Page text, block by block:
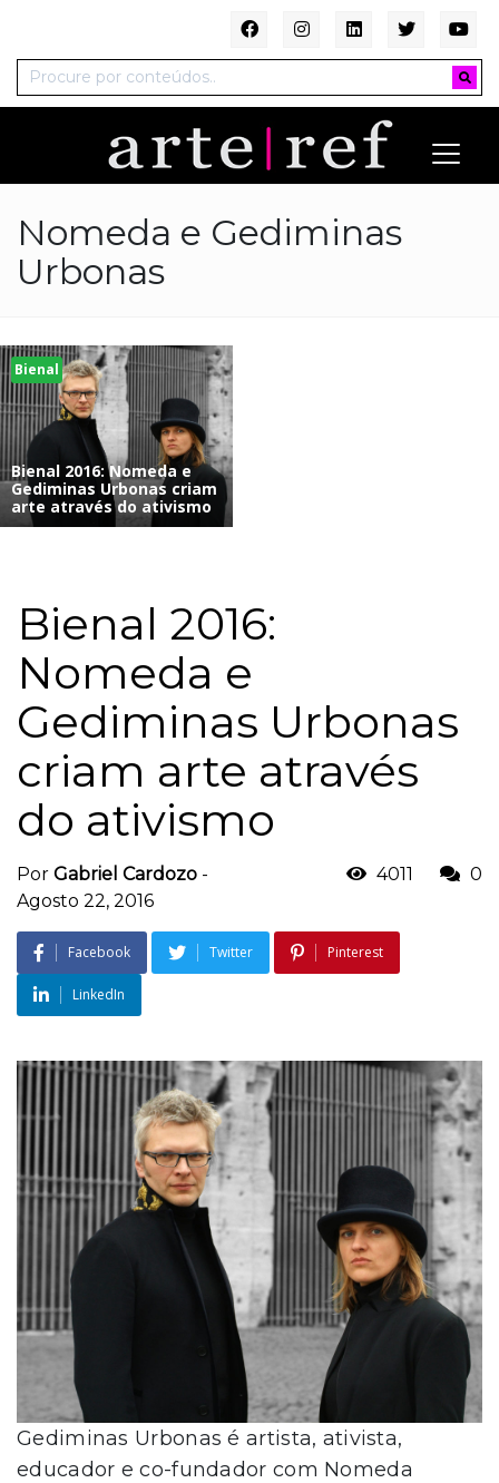
Nomeda e Gediminas
Urbonas
Bienal
Bienal 2016: Nomeda e
Gediminas Urbonas criam
arte através do ativismo
Bienal 2016:
Nomeda e
Gediminas Urbonas
criam arte através
do ativismo
Por Gabriel Cardozo -
Agosto 22, 2016
4011 0
Facebook Twitter Pinterest
LinkedIn
Gediminas Urbonas é artista, ativista,
educador e co-fundador com Nomeda